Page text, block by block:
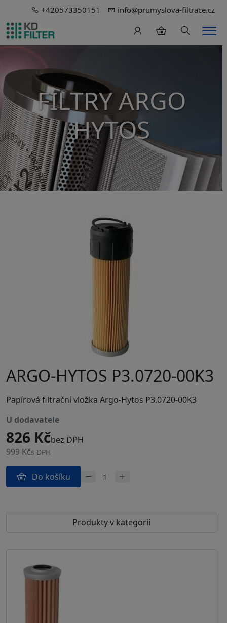
+420573350151 info@prumyslova-filtrace.cz
Hledání
FILTRY ARGO
HYTOS
ARGO-HYTOS P3.0720-00K3
Papírová filtrační vložka Argo-Hytos P3.0720-00K3
u dodavatele
826 Kčbez DPH
999 Kčs DPH
Do košíku
Produkty v kategorii